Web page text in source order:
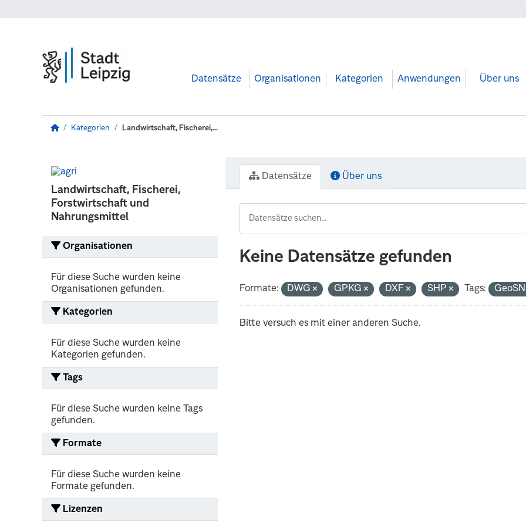
Datensätze Organisationen Kategorien Anwendungen Über uns
Kategorien Landwirtschaft, Fischerei,...
Landwirtschaft, Fischerei,
Forstwirtschaft und
Nahrungsmittel
Organisationen
Für diese Suche wurden keine
Organisationen gefunden.
Kategorien
Für diese Suche wurden keine
Kategorien gefunden.
Tags
Für diese Suche wurden keine Tags
gefunden.
Formate
Für diese Suche wurden keine
Formate gefunden.
Lizenzen
Datensätze Über uns
Keine Datensätze gefunden
Formate: DWG GPKG DXF SHP Tags:
Bitte versuch es mit einer anderen Suche.